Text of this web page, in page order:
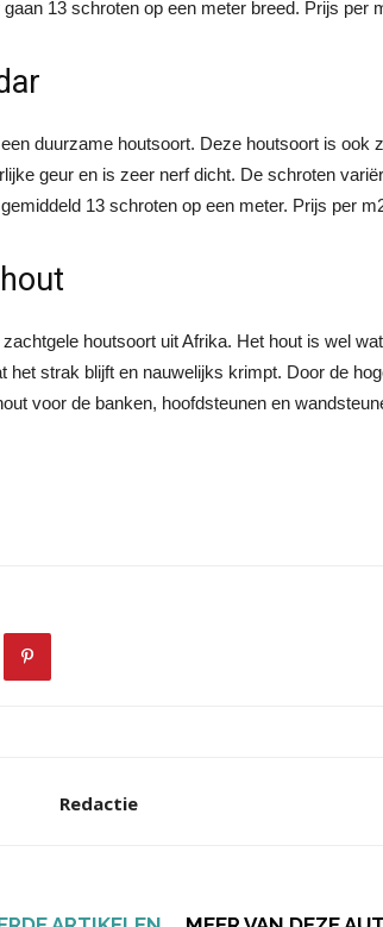
13 schroten op een meter breed. Prijs per
duurzame houtsoort. Deze houtsoort is ook
geur en is zeer nerf dicht. De schroten
13 schroten op een meter. Prijs per
houtsoort uit Afrika. Het hout is wel
het strak blijft en nauwelijks krimpt. Door de
voor de banken, hoofdsteunen en
Redactie